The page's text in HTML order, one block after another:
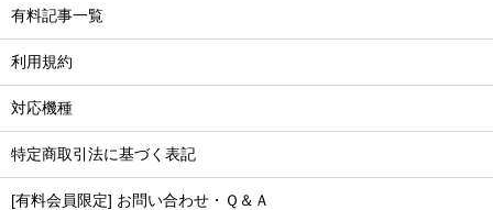
有料記事一覧
利用規約
対応機種
特定商取引法に基づく表記
[有料会員限定] お問い合わせ・Ｑ＆Ａ